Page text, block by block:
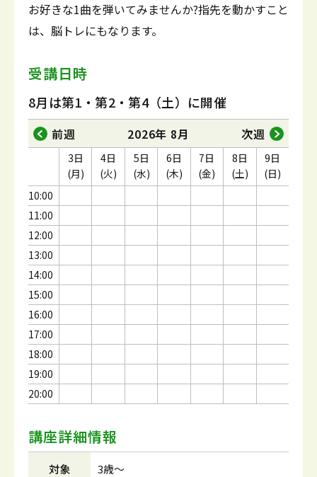
お好きな1曲を弾いてみませんか?指先を動かすこと
は、脳トレにもなります。
受講日時
8月は第1・第2・第4（土）に開催
前週 2026年 8月 次週
10:00
11:00
12:00
13:00
14:00
15:00
16:00
17:00
18:00
19:00
20:00
3日
(月)
4日
(火)
5日
(水)
6日
(木)
7日
(金)
8日
(土)
9日
(日)
講座詳細情報
対象 3歳～